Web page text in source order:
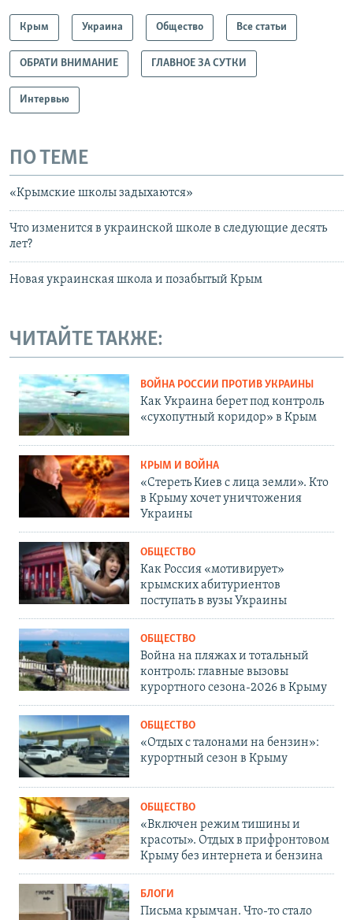
Крым Украина Общество Все статьи
ОБРАТИ ВНИМАНИЕ ГЛАВНОЕ ЗА СУТКИ
Интервью
ПО ТЕМЕ
«Крымские школы задыхаются»
Что изменится в украинской школе в следующие десять
лет?
Новая украинская школа и позабытый Крым
ЧИТАЙТЕ ТАКЖЕ:
ВОЙНА РОССИИ ПРОТИВ УКРАИНЫ
Как Украина берет под контроль
«сухопутный коридор» в Крым
КРЫМ И ВОЙНА
«Стереть Киев с лица земли». Кто
в Крыму хочет уничтожения
Украины
ОБЩЕСТВО
Как Россия «мотивирует»
крымских абитуриентов
поступать в вузы Украины
ОБЩЕСТВО
Война на пляжах и тотальный
контроль: главные вызовы
курортного сезона-2026 в Крыму
ОБЩЕСТВО
«Отдых с талонами на бензин»:
курортный сезон в Крыму
ОБЩЕСТВО
«Включен режим тишины и
красоты». Отдых в прифронтовом
Крыму без интернета и бензина
БЛОГИ
Письма крымчан. Что-то стало